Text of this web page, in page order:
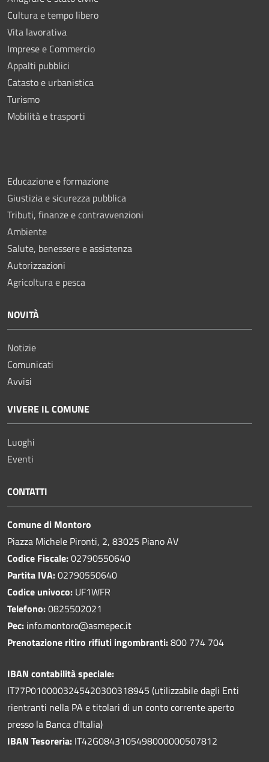
Cultura e tempo libero
Vita lavorativa
Imprese e Commercio
Appalti pubblici
Catasto e urbanistica
Turismo
Mobilità e trasporti
Educazione e formazione
Giustizia e sicurezza pubblica
Tributi, finanze e contravvenzioni
Ambiente
Salute, benessere e assistenza
Autorizzazioni
Agricoltura e pesca
NOVITÀ
Notizie
Comunicati
Avvisi
VIVERE IL COMUNE
Luoghi
Eventi
CONTATTI
Comune di Montoro
Piazza Michele Pironti, 2, 83025 Piano AV
Codice Fiscale:02790550640
Partita IVA:02790550640
Codice univoco: UF1WFR
Telefono:0825502021
Pec: info.montoro@asmepec.it
Prenotazione ritiro rifiuti ingombranti:800 774 704
IBAN contabilità speciale:
IT77P0100003245420300318945 (utilizzabile dagli Enti
rientranti nella PA e titolari di un conto corrente aperto
presso la Banca d'Italia)
IBAN Tesoreria: IT42G0843105498000000507812